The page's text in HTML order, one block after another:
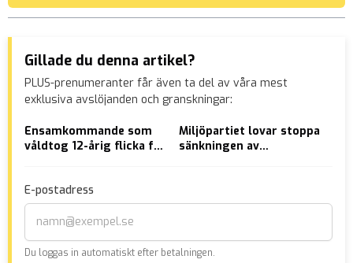
Gillade du denna artikel?
PLUS-prenumeranter får även ta del av våra mest
exklusiva avslöjanden och granskningar:
Ensamkommande som
våldtog 12-årig flicka får
Miljöpartiet lovar stoppa
sänkningen av
E-postadress
Du loggas in automatiskt efter betalningen.